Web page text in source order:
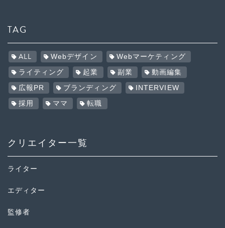
TAG
ALL Webデザイン Webマーケティング
ライティング 起業 副業 動画編集
広報PR ブランディング INTERVIEW
採用 ママ 転職
クリエイター一覧
ライター
エディター
監修者